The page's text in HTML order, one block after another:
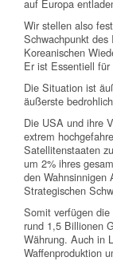
auf Europa
Wir stellen also
Schwachpunkt
Koreanischen
Er ist Essentiell für
Die Situation ist
äußerste
Die USA und ihre
extrem
Satellitenstaaten
um 2% ihres
den Wahnsinnigen
Strategischen
Somit verfügen
rund 1,5 Billionen
Währung. Auch in
Waffenproduktion